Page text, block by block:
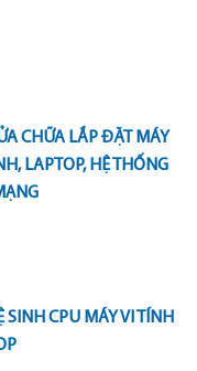
CHỮA LẮP ĐẶT MÁY
LAPTOP, HỆ THỐNG
SINH CPU MÁY VI TÍNH